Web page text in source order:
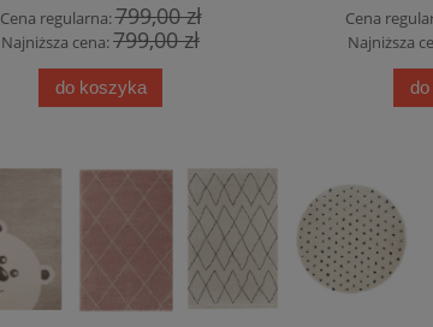
Cena regularna:799,00 zł
Najniższa cena:799,00 zł
do koszyka
Cena
Najniższa